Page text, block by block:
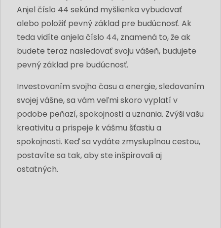
Anjel číslo 44 sekúnd myšlienka vybudovať
alebo položiť pevný základ pre budúcnosť. Ak
teda vidíte anjela číslo 44, znamená to, že ak
budete teraz nasledovať svoju vášeň, budujete
pevný základ pre budúcnosť.
Investovaním svojho času a energie, sledovaním
svojej vášne, sa vám veľmi skoro vyplatí v
podobe peňazí, spokojnosti a uznania. Zvýši vašu
kreativitu a prispeje k vášmu šťastiu a
spokojnosti. Keď sa vydáte zmysluplnou cestou,
postavíte sa tak, aby ste inšpirovali aj
ostatných.